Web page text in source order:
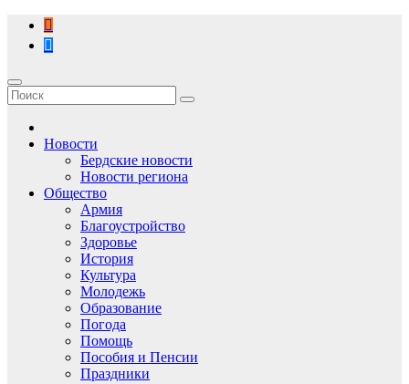
Перейти
содержимому
Новости
Бердские новости
Новости региона
Общество
Армия
Благоустройство
Здоровье
История
Культура
Молодежь
Образование
Погода
Помощь
Пособия и Пенсии
Праздники